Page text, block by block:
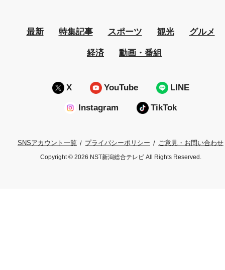
最新 特集記事 スポーツ 観光 グルメ
経済 動画・番組
X YouTube LINE
Instagram TikTok
SNSアカウント一覧 プライバシーポリシー ご意見・お問い合わせ
Copyright © 2026 NST新潟総合テレビ All Rights Reserved.